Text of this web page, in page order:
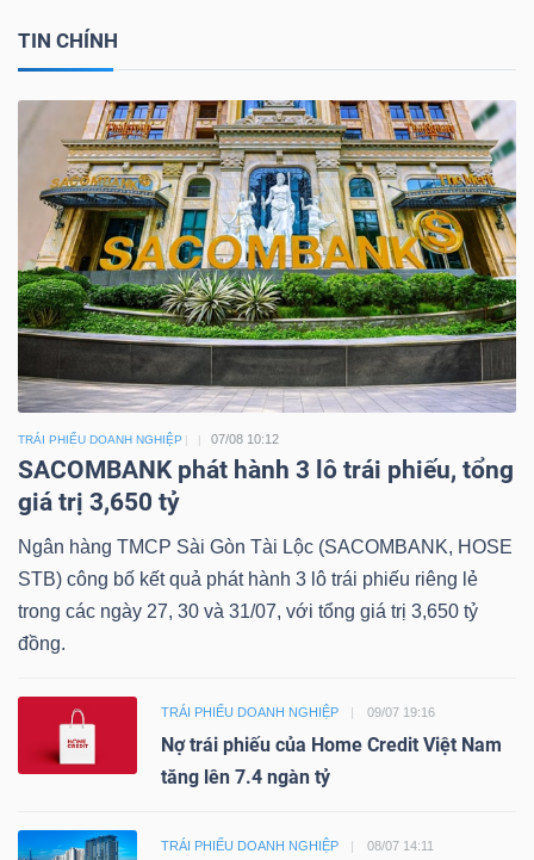
TIN CHÍNH
TRÁI PHIẾU DOANH NGHIỆP 07/08 10:12
SACOMBANK phát hành 3 lô trái phiếu, tổng
giá trị 3,650 tỷ
Ngân hàng TMCP Sài Gòn Tài Lộc (SACOMBANK, HOSE
STB) công bố kết quả phát hành 3 lô trái phiếu riêng lẻ
trong các ngày 27, 30 và 31/07, với tổng giá trị 3,650 tỷ
đồng.
TRÁI PHIẾU DOANH NGHIỆP 09/07 19:16
Nợ trái phiếu của Home Credit Việt Nam
tăng lên 7.4 ngàn tỷ
TRÁI PHIẾU DOANH NGHIỆP 08/07 14:11
Đào
tài
chính
Công
cụ
đầu
Truyền